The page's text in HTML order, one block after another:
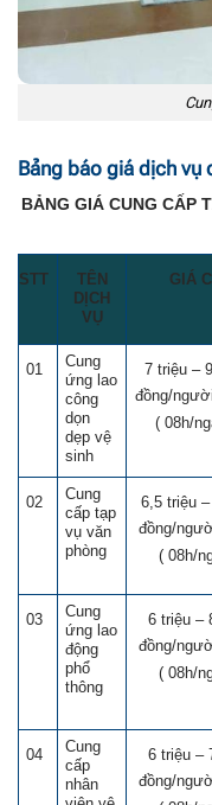
Bảng báo giá dịch vụ
BẢNG GIÁ CUNG CẤP
STT
TÊN
DỊCH
VỤ
GIÁ
01
Cung
ứng lao
công
dọn
dẹp vệ
sinh
7 triệu –
đồng/
( 08h/
02
Cung
cấp tạp
vụ văn
phòng
6,5 triệu
đồng/
( 08h/
03
Cung
ứng lao
động
phổ
thông
6 triệu –
đồng/
( 08h/
04
Cung
cấp
nhân
6 triệu –
đồng/